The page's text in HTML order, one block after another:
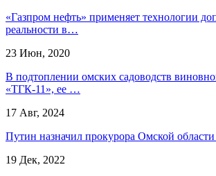
«Газпром нефть» применяет технологии
реальности в…
23 Июн, 2020
В подтоплении омских садоводств
«ТГК-11», ее …
17 Авг, 2024
Путин назначил прокурора Омской
19 Дек, 2022